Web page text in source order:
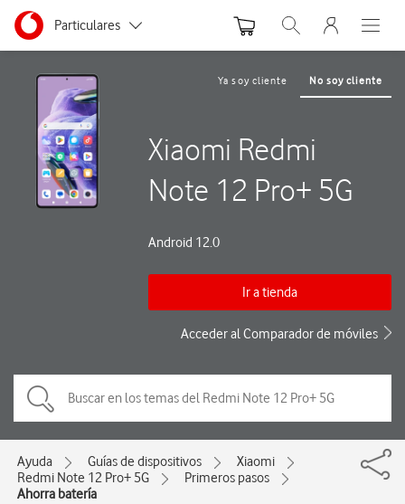
Ir a la pagina principal de vodafone.es
Menu navegación Segmento
Particulares
Autónomos
Pymes
Grandes empresas
y AA.PP.
Abrir buscador. Abre
Abre
Ya soy cliente No soy cliente
Xiaomi Redmi
Note 12 Pro+ 5G
Android 12.0
Ir a tienda
Acceder al Comparador de móviles
Ayuda Guías de dispositivos
Xiaomi
Redmi Note 12 Pro+ 5G
Primeros pasos
Ahorra batería